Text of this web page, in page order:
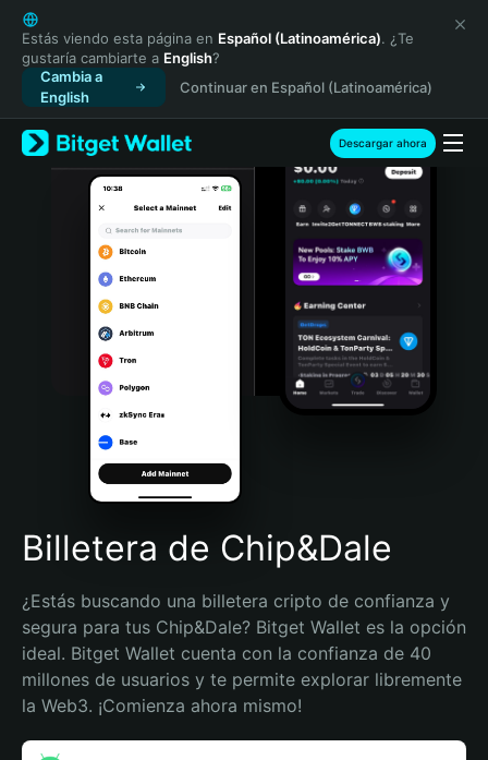
English
日本語
Tiếng Việt
Русский
Español (Latinoamérica)
Türkçe
Italiano
Português (Portugal)
Bahasa Indonesia
Português (Brasil)
Español (Argentina)
Estás viendo esta página en Español (Latinoamérica). ¿Te
gustaría cambiarte a English?
Cambia a
English
Continuar en Español (Latinoamérica)
Descargar ahora
Billetera de Chip&Dale
¿Estás buscando una billetera cripto de confianza y
segura para tus Chip&Dale? Bitget Wallet es la opción
ideal. Bitget Wallet cuenta con la confianza de 40
millones de usuarios y te permite explorar libremente
la Web3. ¡Comienza ahora mismo!